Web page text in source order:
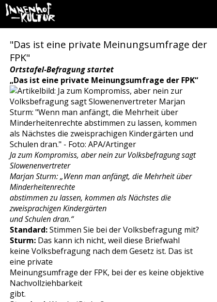
"Das ist eine private Meinungsumfrage der
FPK"
Ortstafel-Befragung startet
„Das ist eine private Meinungsumfrage der FPK“
Ja zum Kompromiss, aber nein zur Volksbefragung sagt
Slowenenvertreter
Marjan Sturm: „Wenn man anfängt, die Mehrheit über
Minderheitenrechte
abstimmen zu lassen, kommen als Nächstes die
zweisprachigen Kindergärten
und Schulen dran.“
Standard:Stimmen Sie bei der Volksbefragung mit?
Sturm: Das kann ich nicht, weil diese Briefwahl
keine Volksbefragung nach dem Gesetz ist. Das ist
eine private
Meinungsumfrage der FPK, bei der es keine objektive
Nachvollziehbarkeit
gibt.